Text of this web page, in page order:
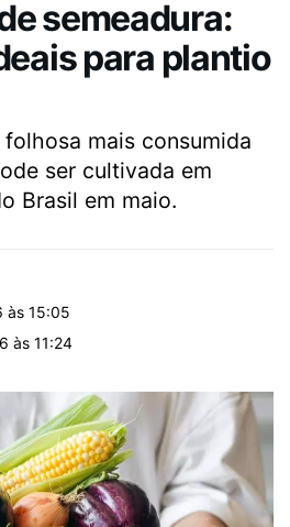
semeadura:
para plantio
mais consumida
ser cultivada em
Brasil em maio.
às 15:05
às 11:24